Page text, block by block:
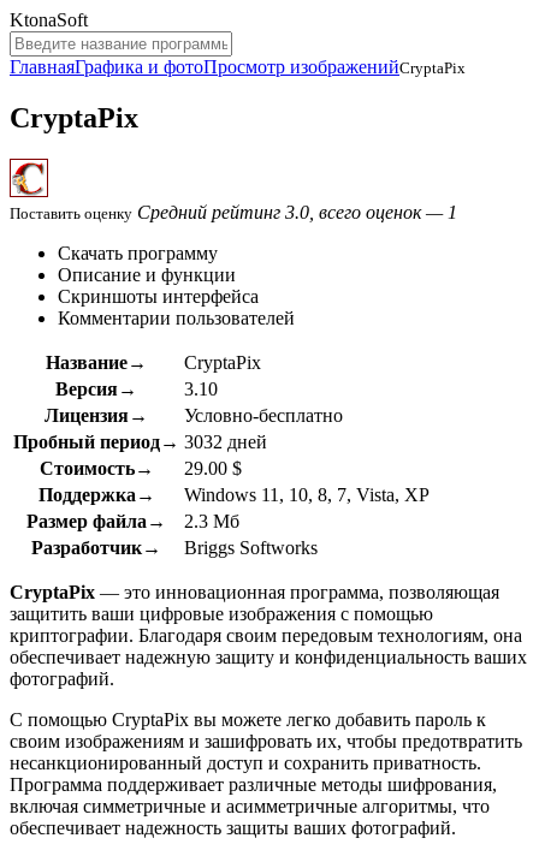
KtonaSoft
ГлавнаяГрафика и фотоПросмотр изображенийCryptaPix
CryptaPix
Поставить оценку Средний рейтинг 3.0, всего оценок — 1
Скачать программу
Описание и функции
Скриншоты интерфейса
Комментарии пользователей
Название→
CryptaPix
Версия→
3.10
Лицензия→
Условно-бесплатно
Пробный период→ 3032 дней
Стоимость→
29.00 $
Поддержка→
Windows 11, 10, 8, 7, Vista, XP
Размер файла→
2.3 Мб
Разработчик→
Briggs Softworks
CryptaPix — это инновационная программа, позволяющая
защитить ваши цифровые изображения с помощью
криптографии. Благодаря своим передовым технологиям, она
обеспечивает надежную защиту и конфиденциальность ваших
фотографий.
С помощью CryptaPix вы можете легко добавить пароль к
своим изображениям и зашифровать их, чтобы предотвратить
несанкционированный доступ и сохранить приватность.
Программа поддерживает различные методы шифрования,
включая симметричные и асимметричные алгоритмы, что
обеспечивает надежность защиты ваших фотографий.